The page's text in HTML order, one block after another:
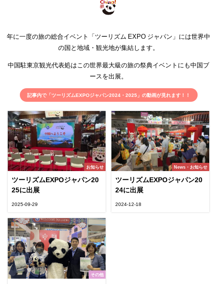
年に一度の旅の総合イベント「ツーリズム EXPO ジャパン」には世界中
の国と地域・観光地が集結します。
中国駐東京観光代表処はこの世界最大級の旅の祭典イベントにも中国ブ
ースを出展。
記事内で「ツーリズムEXPOジャパン2024・2025」の動画が見れます！！
お知らせ
ツーリズムEXPOジャパン20
25に出展
2025-09-29
News・お知らせ
ツーリズムEXPOジャパン20
24に出展
2024-12-18
その他